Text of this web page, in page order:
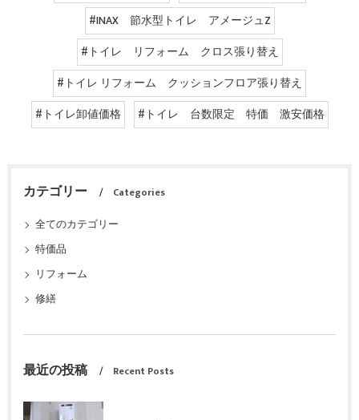
#INAX 節水型トイレ アメージュZ
#トイレ リフォーム クロス張り替え
#トイレ リフォーム クッションフロア張り替え
#トイレ卸値価格
#トイレ 台数限定 特価 激安価格
カテゴリー
Categories
全てのカテゴリー
特価品
リフォーム
修繕
最近の投稿 Recent Posts